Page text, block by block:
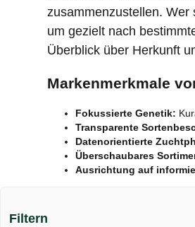
zusammenzustellen.
um gezielt nach
Überblick über Herkunft
Markenmerkmale
Fokussierte Genetik:
Transparente
Datenorientierte
Überschaubares
Ausrichtung auf
Filtern